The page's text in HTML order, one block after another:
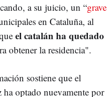
a su juicio, un “grave
en Cataluña, al
el catalán ha quedado
obtener la residencia".
sostiene que el
optado nuevamente por